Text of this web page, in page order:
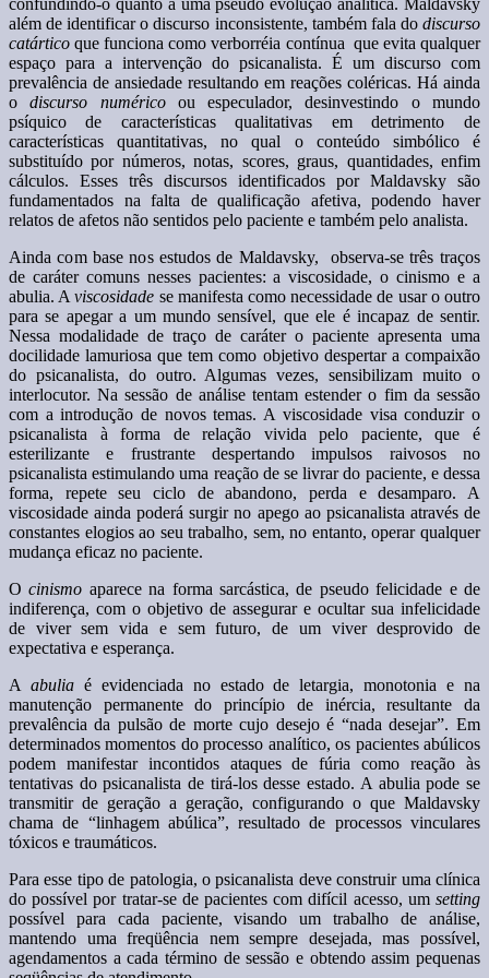
além de identificar o discurso inconsistente, também fala do discurso
catártico que funciona como verborréia contínua que evita qualquer
espaço para a intervenção do psicanalista. É um discurso com
prevalência de ansiedade resultando em reações coléricas. Há ainda
odiscurso numéricoou especulador, desinvestindo o mundo
psíquico de características qualitativas em detrimento de
características quantitativas, no qual o conteúdo simbólico é
substituído por números, notas, scores, graus, quantidades, enfim
cálculos. Esses três discursos identificados por Maldavsky são
fundamentados na falta de qualificação afetiva, podendo haver
relatos de afetos não sentidos pelo paciente e também pelo analista.
Ainda com base nos estudos de Maldavsky, observa-se três traços
de caráter comuns nesses pacientes: a viscosidade, o cinismo e a
abulia. Aviscosidade se manifesta como necessidade de usar o outro
para se apegar a um mundo sensível, que ele é incapaz de sentir.
Nessa modalidade de traço de caráter o paciente apresenta uma
docilidade lamuriosa que tem como objetivo despertar a compaixão
do psicanalista, do outro. Algumas vezes, sensibilizam muito o
interlocutor. Na sessão de análise tentam estender o fim da sessão
com a introdução de novos temas. A viscosidade visa conduzir o
psicanalista à forma de relação vivida pelo paciente, que é
esterilizante e frustrante despertando impulsos raivosos no
psicanalista estimulando uma reação de se livrar do paciente, e dessa
forma, repete seu ciclo de abandono, perda e desamparo. A
viscosidade ainda poderá surgir no apego ao psicanalista através de
constantes elogios ao seu trabalho, sem, no entanto, operar qualquer
mudança eficaz no paciente.
Ocinismo aparece na forma sarcástica, de pseudo felicidade e de
indiferença, com o objetivo de assegurar e ocultar sua infelicidade
de viver sem vida e sem futuro, de um viver desprovido de
expectativa e esperança.
A abuliaé evidenciada no estado de letargia, monotonia e na
manutenção permanente do princípio de inércia, resultante da
prevalência da pulsão de morte cujo desejo é “nada desejar”. Em
determinados momentos do processo analítico, os pacientes abúlicos
podem manifestar incontidos ataques de fúria como reação às
tentativas do psicanalista de tirá-los desse estado. A abulia pode se
transmitir de geração a geração, configurando o que Maldavsky
chama de “linhagem abúlica”, resultado de processos vinculares
tóxicos e traumáticos.
Para esse tipo de patologia, o psicanalista deve construir uma clínica
do possível por tratar-se de pacientes com difícil acesso, um setting
possível para cada paciente, visando um trabalho de análise,
mantendo uma freqüência nem sempre desejada, mas possível,
agendamentos a cada término de sessão e obtendo assim pequenas